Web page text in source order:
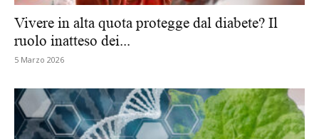
Vivere in alta quota protegge dal diabete? Il
ruolo inatteso dei...
5 Marzo 2026